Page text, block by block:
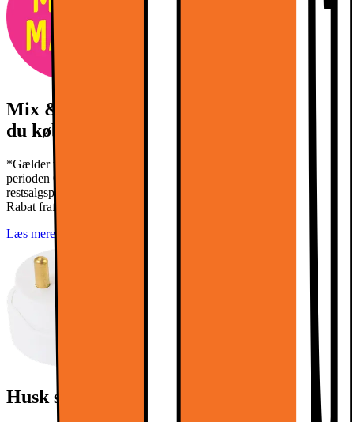
Mix & Match: Spar 1000.- for hver 4000.-
du køber for*
*Gælder ved køb af min. 2 udvalgte Mix and Match produkter i
perioden 03/08 - 16/08 2026. Gælder ikke outlet eller
restsalgsprodukter. Kan ikke kombineres med brug af prismatch.
Rabat frafalder ved retur.
Læs mere
Husk stikprop til din hvidevare